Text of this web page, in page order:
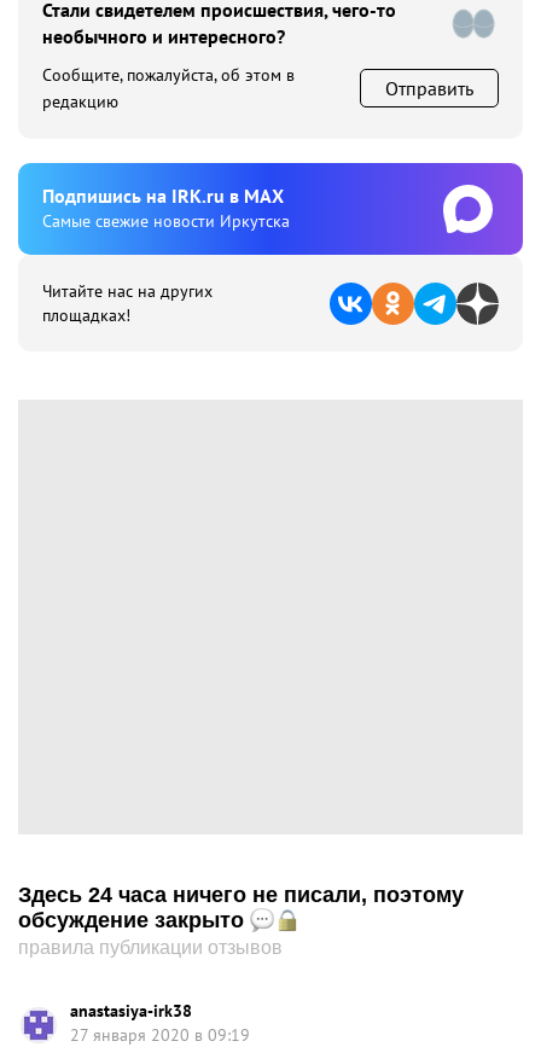
Стали свидетелем происшествия, чего-то
необычного и интересного?
Сообщите, пожалуйста, об этом в
редакцию
Отправить
Подпишиcь на IRK.ru в MAX
Cамые свежие новости Иркутска
Читайте нас на других
площадках!
Здесь 24 часа ничего не писали, поэтому
обсуждение закрыто
правила публикации отзывов
anastasiya-irk38
27 января 2020 в 09:19